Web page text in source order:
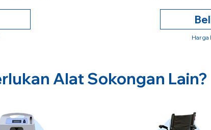
Harga
Alat Sokongan Lain?